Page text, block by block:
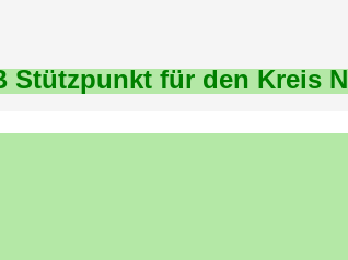
Stützpunkt für den Kreis